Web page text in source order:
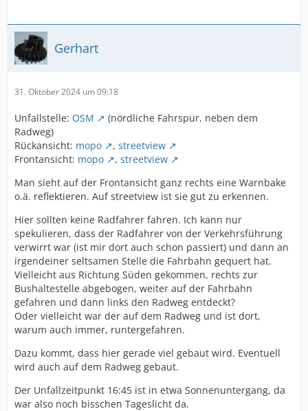
Gerhart
31. Oktober 2024 um 09:18
Unfallstelle: OSM
(nördliche Fahrspur, neben dem
Radweg)
Rückansicht: mopo , streetview
Frontansicht: mopo , streetview
Man sieht auf der Frontansicht ganz rechts eine Warnbake
o.ä. reflektieren. Auf streetview ist sie gut zu erkennen.
Hier sollten keine Radfahrer fahren. Ich kann nur
spekulieren, dass der Radfahrer von der Verkehrsführung
verwirrt war (ist mir dort auch schon passiert) und dann an
irgendeiner seltsamen Stelle die Fahrbahn gequert hat.
Vielleicht aus Richtung Süden gekommen, rechts zur
Bushaltestelle abgebogen, weiter auf der Fahrbahn
gefahren und dann links den Radweg entdeckt?
Oder vielleicht war der auf dem Radweg und ist dort,
warum auch immer, runtergefahren.
Dazu kommt, dass hier gerade viel gebaut wird. Eventuell
wird auch auf dem Radweg gebaut.
Der Unfallzeitpunkt 16:45 ist in etwa Sonnenuntergang, da
war also noch bisschen Tageslicht da.